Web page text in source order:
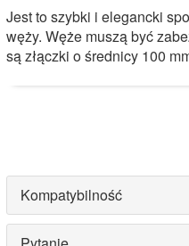
Jest to szybki i elegancki
węży. Węże muszą być
są złączki o średnicy 100
Kompatybilność